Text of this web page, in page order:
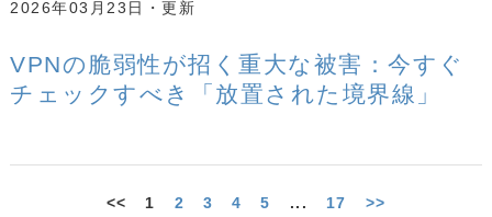
2026年03月23日
VPNの脆弱性が招く重大な被害：今すぐ
チェックすべき「放置された境界線」
<< 1 2 3 4 5 ... 17 >>